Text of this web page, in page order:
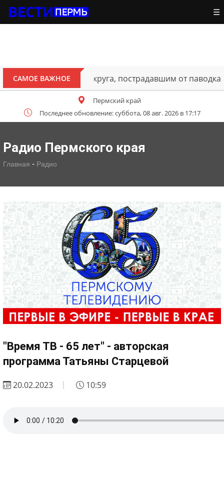
☰
САМОЕ ВАЖНОЕ
Октябрьского округа, пострадавшим от паводка
Пермский край
Последнее обновление: суббота, 08 авг. 2026 в 17:17
Радио Пермского края
Главная - Радио
"Время ТВ - 65 лет" - авторская
программа Татьяны Старцевой
20.02.2023 10:59